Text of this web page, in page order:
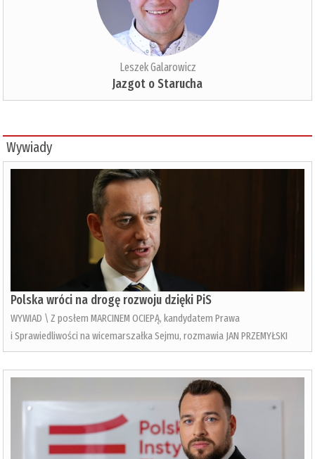
Leszek Galarowicz
Jazgot o Starucha
Wywiady
Polska wróci na drogę rozwoju dzięki PiS
WYWIAD \ Z posłem MARCINEM OCIEPĄ, kandydatem Prawa
i Sprawiedliwości na wicemarszałka Sejmu, rozmawia JAN PRZEMYŁSKI